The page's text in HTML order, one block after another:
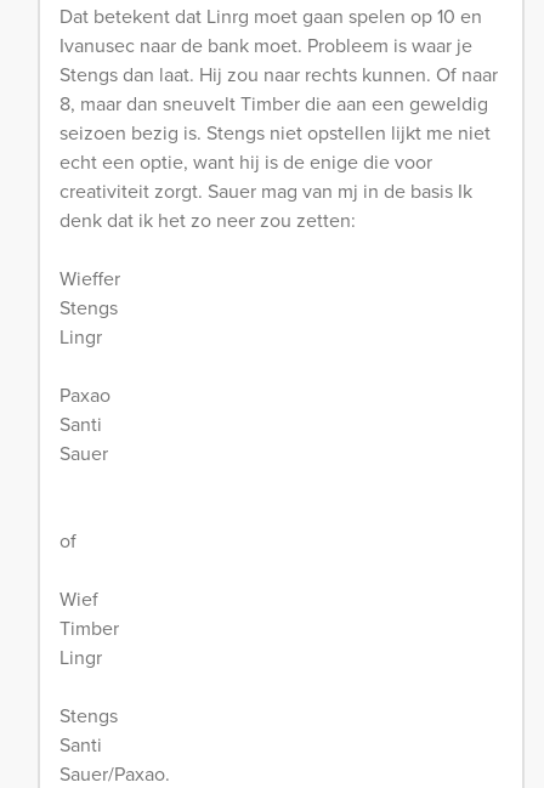
Dat betekent dat Linrg moet gaan spelen op 10 en
Ivanusec naar de bank moet. Probleem is waar je
Stengs dan laat. Hij zou naar rechts kunnen. Of naar
8, maar dan sneuvelt Timber die aan een geweldig
seizoen bezig is. Stengs niet opstellen lijkt me niet
echt een optie, want hij is de enige die voor
creativiteit zorgt. Sauer mag van mj in de basis Ik
denk dat ik het zo neer zou zetten:
Wieffer
Stengs
Lingr
Paxao
Santi
Sauer
of
Wief
Timber
Lingr
Stengs
Santi
Sauer/Paxao.